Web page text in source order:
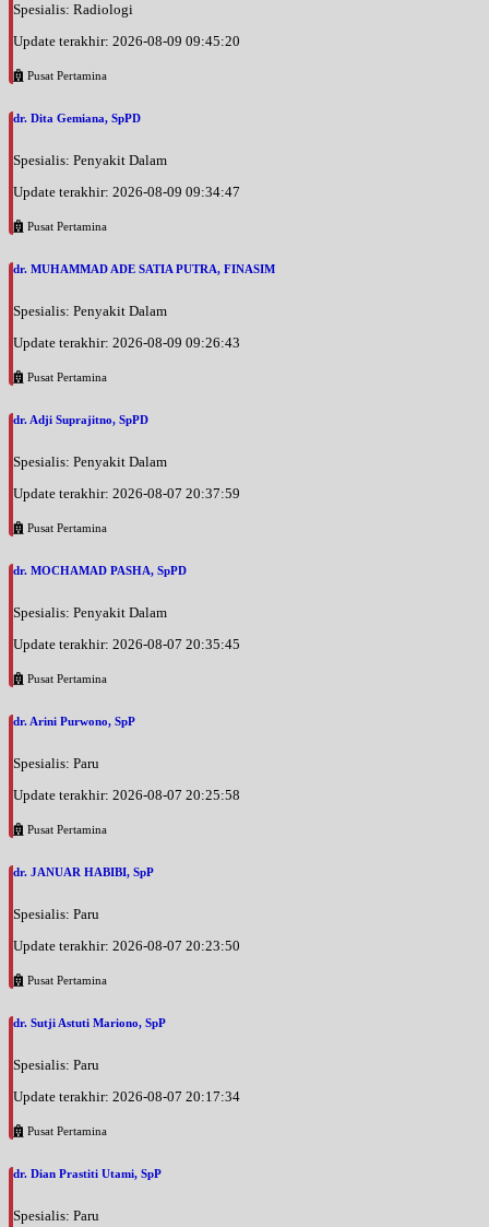
Spesialis: Radiologi
Update terakhir: 2026-08-09 09:45:20
Pusat Pertamina
dr. Dita Gemiana, SpPD
Spesialis: Penyakit Dalam
Update terakhir: 2026-08-09 09:34:47
Pusat Pertamina
dr. MUHAMMAD ADE SATIA PUTRA, FINASIM
Spesialis: Penyakit Dalam
Update terakhir: 2026-08-09 09:26:43
Pusat Pertamina
dr. Adji Suprajitno, SpPD
Spesialis: Penyakit Dalam
Update terakhir: 2026-08-07 20:37:59
Pusat Pertamina
dr. MOCHAMAD PASHA, SpPD
Spesialis: Penyakit Dalam
Update terakhir: 2026-08-07 20:35:45
Pusat Pertamina
dr. Arini Purwono, SpP
Spesialis: Paru
Update terakhir: 2026-08-07 20:25:58
Pusat Pertamina
dr. JANUAR HABIBI, SpP
Spesialis: Paru
Update terakhir: 2026-08-07 20:23:50
Pusat Pertamina
dr. Sutji Astuti Mariono, SpP
Spesialis: Paru
Update terakhir: 2026-08-07 20:17:34
Pusat Pertamina
dr. Dian Prastiti Utami, SpP
Spesialis: Paru